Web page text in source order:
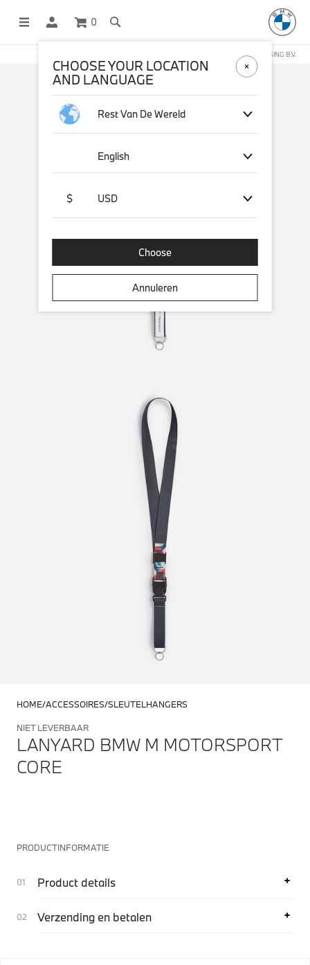
0
DEZE WEBSHOP WORDT BEHEERD DOOR STICHD SPORTMERCHANDISING B.V.
HOME ACCESSOIRES SLEUTELHANGERS
NIET LEVERBAAR
LANYARD BMW M MOTORSPORT
CORE
PRODUCTINFORMATIE
Product details
Verzending en betalen
CHOOSE YOUR LOCATION
AND LANGUAGE
Rest Van De Wereld
English
$ USD
Choose
Annuleren